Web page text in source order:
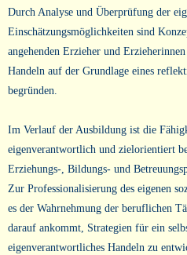
Durch Analyse und Überprüfung der
Einschätzungsmöglichkeiten sind
angehenden Erzieher und
Handeln auf der Grundlage eines
begründen.
Im Verlauf der Ausbildung ist die
eigenverantwortlich und zielorientiert
Erziehungs-, Bildungs- und
Zur Professionalisierung des eigenen
es der Wahrnehmung der beruflichen
darauf ankommt, Strategien für ein
eigenverantwortliches Handeln zu